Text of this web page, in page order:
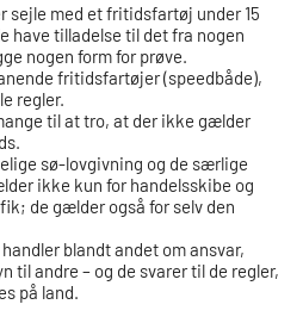
sejle med et fritidsfartøj under 15
have tilladelse til det fra nogen
nogen form for prøve.
fritidsfartøjer (speedbåde),
regler.
til at tro, at der ikke gælder
sø-lovgivning og de særlige
ikke kun for handelsskibe og
de gælder også for selv den
blandt andet om ansvar,
til andre – og de svarer til de regler,
på land.